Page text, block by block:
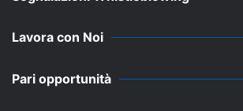
Lavora con Noi
Pari opportunità